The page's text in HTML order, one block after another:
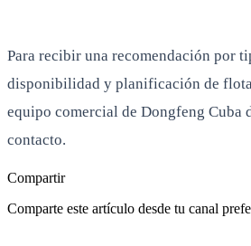
Para recibir una recomendación por
disponibilidad y planificación de
equipo comercial de Dongfeng Cuba
contacto.
Compartir
Comparte este artículo desde tu canal